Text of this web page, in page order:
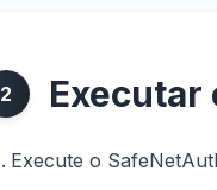
2 Executar
Execute o